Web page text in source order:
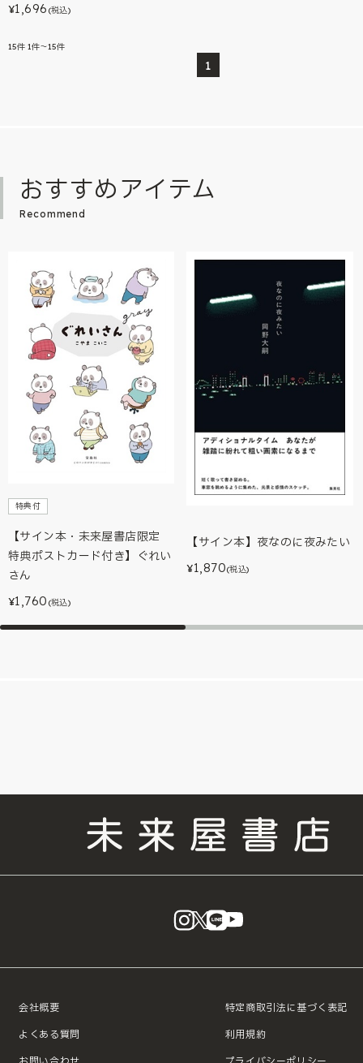
¥1,696 (税込)
15件 1件～15件
1
おすすめアイテム
Recommend
特典付
【サイン本・未来屋書店限定
特典ポストカード付き】ぐれい
さん
¥1,760 (税込)
【サイン本】夜なのに夜みたい
¥1,870(税込)
instagram
X LINE
会社概要
よくある質問
特定商取引法に基づく表記
利用規約